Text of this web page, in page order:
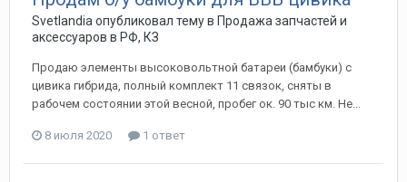
Svetlandia опубликовал тему в Продажа запчастей и
аксессуаров в РФ, КЗ
Продаю элементы высоковольтной батареи (бамбуки) с
цивика гибрида, полный комплект 11 связок, сняты в
рабочем состоянии этой весной, пробег ок. 90 тыс км. Не...
8 июля 2020 1 ответ